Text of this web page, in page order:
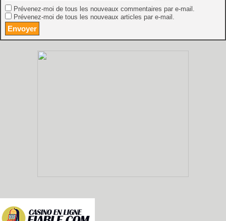
Prévenez-moi de tous les nouveaux commentaires par e-mail.
Prévenez-moi de tous les nouveaux articles par e-mail.